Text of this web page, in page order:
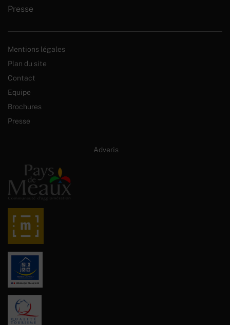
Presse
Mentions légales
Plan du site
Contact
Equipe
Brochures
Presse
Adveris